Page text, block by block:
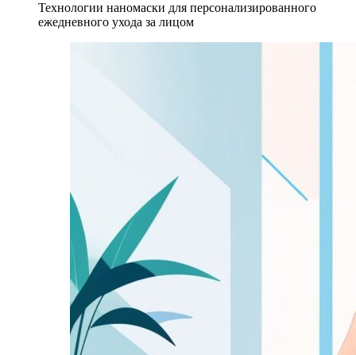
Технологии наномаски для персонализированного
ежедневного ухода за лицом